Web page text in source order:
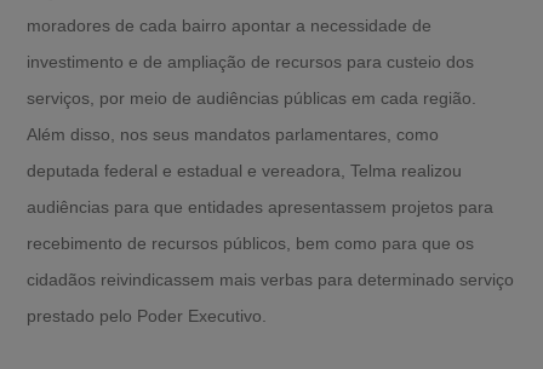
moradores de cada bairro apontar a necessidade de
investimento e de ampliação de recursos para custeio dos
serviços, por meio de audiências públicas em cada região.
Além disso, nos seus mandatos parlamentares, como
deputada federal e estadual e vereadora, Telma realizou
audiências para que entidades apresentassem projetos para
recebimento de recursos públicos, bem como para que os
cidadãos reivindicassem mais verbas para determinado serviço
prestado pelo Poder Executivo.